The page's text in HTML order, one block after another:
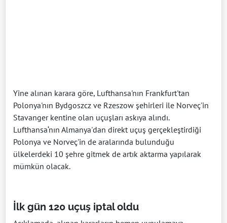
Yine alınan karara göre, Lufthansa'nın Frankfurt'tan
Polonya'nın Bydgoszcz ve Rzeszow şehirleri ile Norveç'in
Stavanger kentine olan uçuşları askıya alındı.
Lufthansa‘nın Almanya'dan direkt uçuş gerçekleştirdiği
Polonya ve Norveç'in de aralarında bulunduğu
ülkelerdeki 10 şehre gitmek de artık aktarma yapılarak
mümkün olacak.
İlk gün 120 uçuş iptal oldu